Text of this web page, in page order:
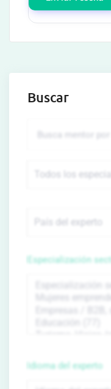
Buscar
Especialización
Idioma del experto